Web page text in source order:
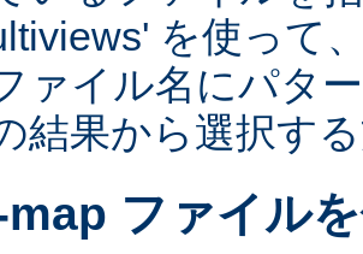
を使って
ァイル名にパタ
結果から選択す
ファイル